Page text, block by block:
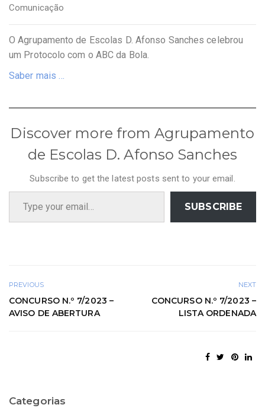
Comunicação
O Agrupamento de Escolas D. Afonso Sanches celebrou
um Protocolo com o ABC da Bola.
Saber mais …
Discover more from Agrupamento
de Escolas D. Afonso Sanches
Subscribe to get the latest posts sent to your email.
Type your email…
SUBSCRIBE
PREVIOUS
CONCURSO N.º 7/2023 –
AVISO DE ABERTURA
NEXT
CONCURSO N.º 7/2023 –
LISTA ORDENADA
Categorias